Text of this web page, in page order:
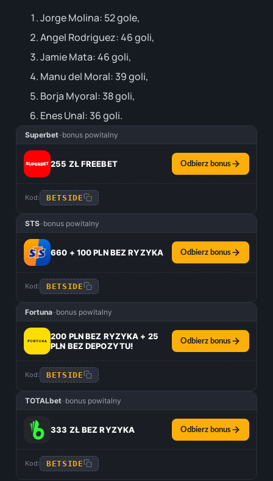
Jorge Molina: 52 gole,
Angel Rodriguez: 46 goli,
Jamie Mata: 46 goli,
Manu del Moral: 39 goli,
Borja Myoral: 38 goli,
Enes Unal: 36 goli.
Superbet–bonus powitalny
255 ZŁ FREEBET Odbierz bonus
Kod: BETSIDE
STS–bonus powitalny
660 + 100 PLN BEZ RYZYKA Odbierz bonus
Kod: BETSIDE
Fortuna–bonus powitalny
200 PLN BEZ RYZYKA + 25
PLN BEZ DEPOZYTU!
Odbierz bonus
Kod: BETSIDE
TOTALbet–bonus powitalny
333 ZŁ BEZ RYZYKA Odbierz bonus
Kod: BETSIDE